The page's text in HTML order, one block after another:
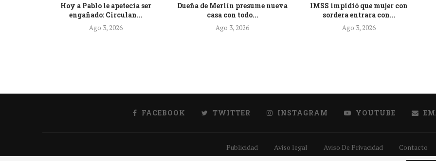
Hoy a Pablo le apetecía ser
engañado: Circulan...
Ago 3, 2026
Dueña de Merlín presume nueva
casa con todo...
Ago 3, 2026
IMSS impidió que mujer con
sordera entrara con...
Ago 3, 2026
FACEBOOK TWITTER INSTAGRAM YOUTUBE
Publicidad Aviso legal Aviso De Privacidad Contacto